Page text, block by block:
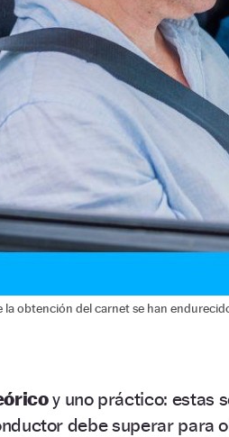
la obtención del carnet se han
y uno práctico: estas
debe superar para